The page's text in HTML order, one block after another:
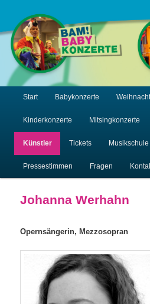
Main menu
Skip to primary content
Skip to secondary content
Start Babykonzerte
Kinderkonzerte Mitsingkonzerte
Künstler Tickets Musikschule
Pressestimmen Fragen
Johanna Werhahn
Opernsängerin, Mezzosopran